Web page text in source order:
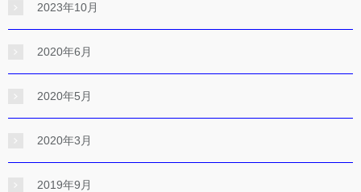
2023年10月
2020年6月
2020年5月
2020年3月
2019年9月